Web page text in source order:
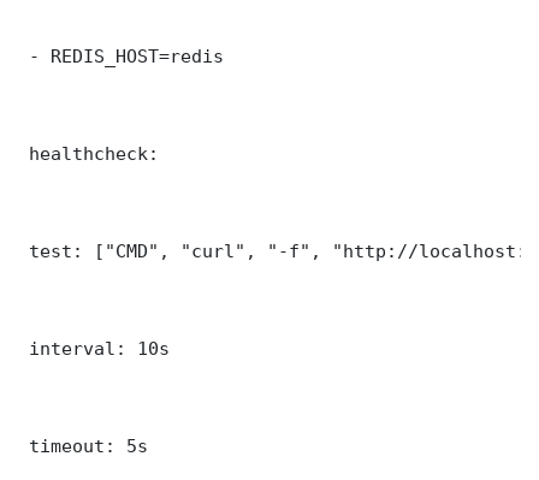
- REDIS_HOST=redis
healthcheck:
test: ["CMD", "curl", "-f", "http://
interval: 10s
timeout: 5s